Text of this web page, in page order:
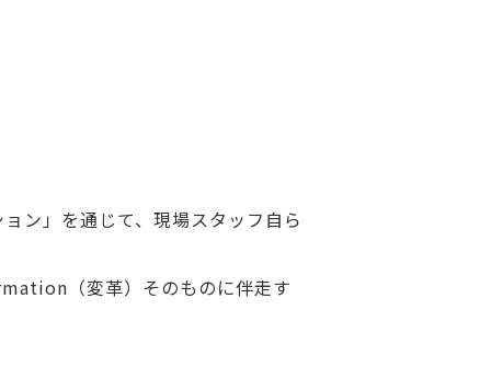
ン」を通じて、現場スタッフ自ら
（変革）そのものに伴走す